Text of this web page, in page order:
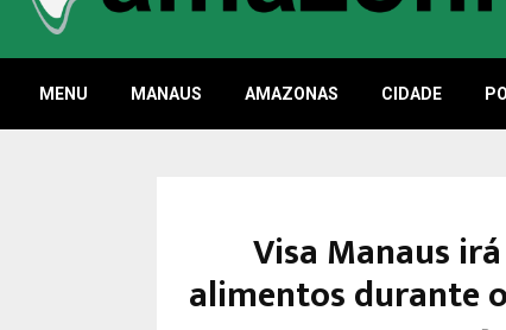
MENU MANAUS AMAZONAS CIDADE
Visa Manaus
alimentos durante o